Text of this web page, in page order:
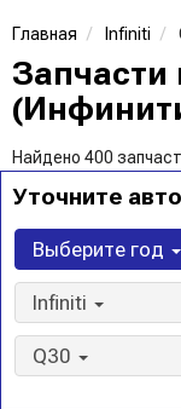
Главная Infiniti
Запчасти
Найдено 400
Уточните
Выберите год
Infiniti
Q30